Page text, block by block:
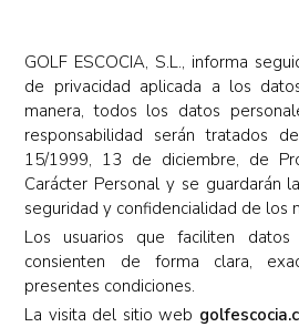
GOLF ESCOCIA, S.L., informa
de privacidad aplicada a los
manera, todos los datos
responsabilidad serán tratados
15/1999, 13 de diciembre, de
Carácter Personal y se guardarán
seguridad y confidencialidad de los
Los usuarios que faciliten
consienten de forma clara,
presentes condiciones.
La visita del sitio web